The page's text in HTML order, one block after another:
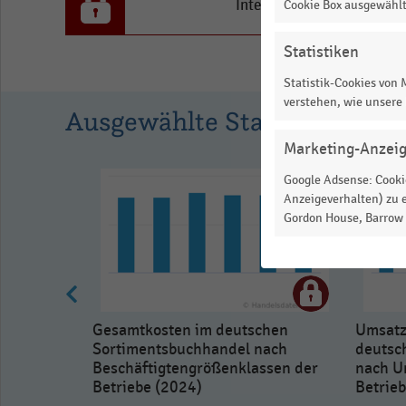
1.0624058064516129.
Interesse an den
Ausgewählte Statistiken
Gesamtkosten im deutschen
Sortimentsbuchhandel nach
Beschäftigtengrößenklassen der
Betriebe (2024)
nach
Cookie Box
Statistiken
Statistik-Cookies von
verstehen, wie
Marketing-
Google Adsense:
Anzeigeverhalten) zu
Gordon House,